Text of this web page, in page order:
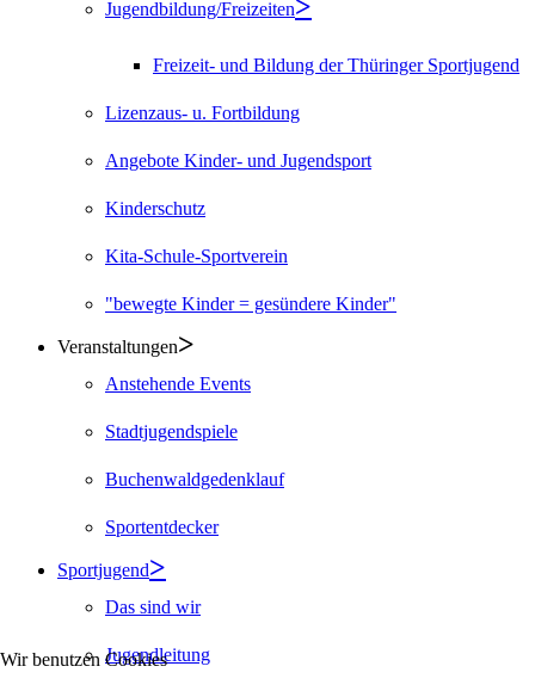
Jugendbildung/Freizeiten
Freizeit- und Bildung der Thüringer Sportjugend
Lizenzaus- u. Fortbildung
Angebote Kinder- und Jugendsport
Kinderschutz
Kita-Schule-Sportverein
"bewegte Kinder = gesündere Kinder"
Veranstaltungen
Anstehende Events
Stadtjugendspiele
Buchenwaldgedenklauf
Sportentdecker
Sportjugend
Das sind wir
Jugendleitung
Wir benutzen Cookies